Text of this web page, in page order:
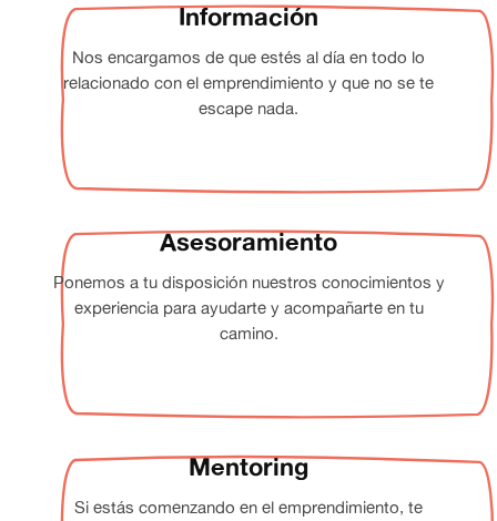
Información
Nos encargamos de que estés al día en todo lo
relacionado con el emprendimiento y que no se te
escape nada.
Asesoramiento
Ponemos a tu disposición nuestros conocimientos y
experiencia para ayudarte y acompañarte en tu
camino.
Mentoring
Si estás comenzando en el emprendimiento, te